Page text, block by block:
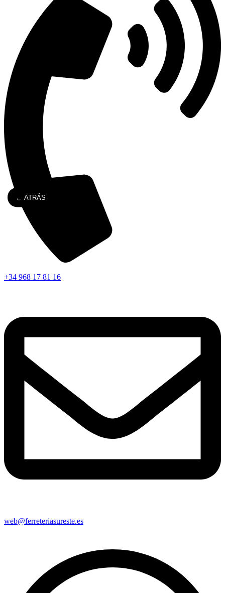
+34 968 17 81 16
web@ferreteriasureste.es
← ATRÁS